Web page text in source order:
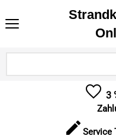
3
Service